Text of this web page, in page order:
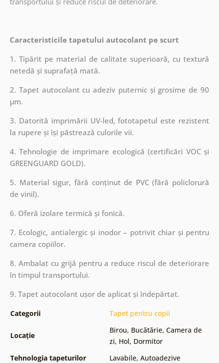
Caracteristicile tapetului autocolant pe scurt
1. Tipărit pe material de calitate superioară, cu textură
netedă și suprafață mată.
2. Tapet autocolant cu adeziv puternic și grosime de 90
µm.
3. Datorită imprimării UV-led, fototapetul este rezistent
la rupere și își păstrează culorile vii.
4. Tehnologie de imprimare ecologică (certificări VOC și
GREENGUARD GOLD).
5. Material sigur, fără conținut de PVC (fără policlorură
de vinil).
6. Oferă izolare termică și fonică.
7. Ecologic, antialergic și inodor – potrivit chiar și pentru
camera copiilor.
8. Ambalat cu grijă pentru a reduce riscul de deteriorare
în timpul transportului.
9. Tapet autocolant ușor de aplicat și îndepărtat.
Categorii Tapet pentru copii
Locație
Birou, Bucătărie, Camera de
zi, Hol, Dormitor
Tehnologia tapeturilor
Lavabile, Autoadezive